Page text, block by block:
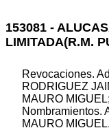
153081 -
LIMITADA(R.M.
Revocaciones.
RODRIGUEZ
MAURO
Nombramientos.
MAURO